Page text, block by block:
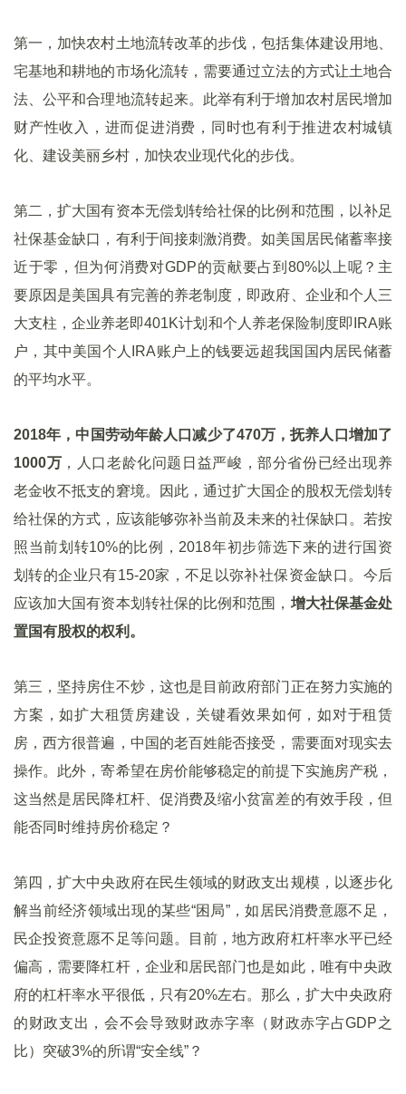
第一，加快农村土地流转改革的步伐，包括集体建设用地、
宅基地和耕地的市场化流转，需要通过立法的方式让土地合
法、公平和合理地流转起来。此举有利于增加农村居民增加
财产性收入，进而促进消费，同时也有利于推进农村城镇
化、建设美丽乡村，加快农业现代化的步伐。
第二，扩大国有资本无偿划转给社保的比例和范围，以补足
社保基金缺口，有利于间接刺激消费。如美国居民储蓄率接
近于零，但为何消费对GDP的贡献要占到80%以上呢？主
要原因是美国具有完善的养老制度，即政府、企业和个人三
大支柱，企业养老即401K计划和个人养老保险制度即IRA账
户，其中美国个人IRA账户上的钱要远超我国国内居民储蓄
的平均水平。
2018年，中国劳动年龄人口减少了470万，抚养人口增加了
1000万 ，人口老龄化问题日益严峻，部分省份已经出现养
老金收不抵支的窘境。因此，通过扩大国企的股权无偿划转
给社保的方式，应该能够弥补当前及未来的社保缺口。若按
照当前划转10%的比例，2018年初步筛选下来的进行国资
划转的企业只有15-20家，不足以弥补社保资金缺口。今后
应该加大国有资本划转社保的比例和范围， 增大社保基金处
置国有股权的权利。
第三，坚持房住不炒，这也是目前政府部门正在努力实施的
方案，如扩大租赁房建设，关键看效果如何，如对于租赁
房，西方很普遍，中国的老百姓能否接受，需要面对现实去
操作。此外，寄希望在房价能够稳定的前提下实施房产税，
这当然是居民降杠杆、促消费及缩小贫富差的有效手段，但
能否同时维持房价稳定？
第四，扩大中央政府在民生领域的财政支出规模，以逐步化
解当前经济领域出现的某些“困局”，如居民消费意愿不足，
民企投资意愿不足等问题。目前，地方政府杠杆率水平已经
偏高，需要降杠杆，企业和居民部门也是如此，唯有中央政
府的杠杆率水平很低，只有20%左右。那么，扩大中央政府
的财政支出，会不会导致财政赤字率（财政赤字占GDP之
比）突破3%的所谓“安全线”？